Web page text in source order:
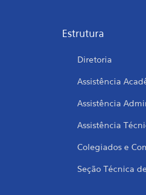
Estrutura
Diretoria
Assistência
Assistência
Assistência
Colegiados e
Seção Técnica